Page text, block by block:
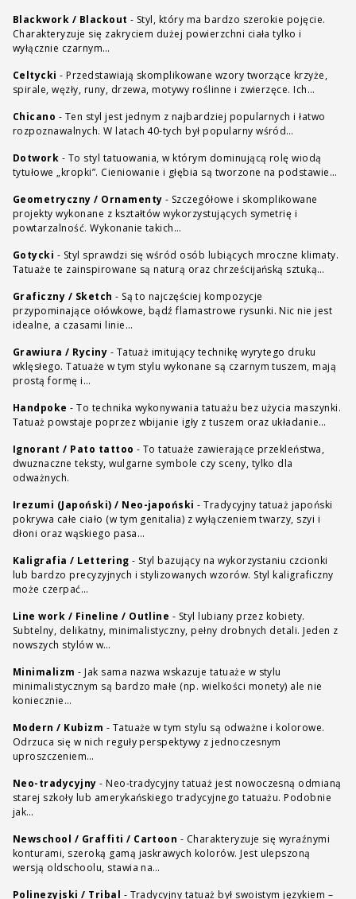
Blackwork / Blackout - Styl, który ma bardzo szerokie pojęcie.
Charakteryzuje się zakryciem dużej powierzchni ciała tylko i
wyłącznie czarnym…
Celtycki - Przedstawiają skomplikowane wzory tworzące krzyże,
spirale, węzły, runy, drzewa, motywy roślinne i zwierzęce. Ich…
Chicano - Ten styl jest jednym z najbardziej popularnych i łatwo
rozpoznawalnych. W latach 40-tych był popularny wśród…
Dotwork - To styl tatuowania, w którym dominującą rolę wiodą
tytułowe „kropki”. Cieniowanie i głębia są tworzone na podstawie…
Geometryczny / Ornamenty - Szczegółowe i skomplikowane
projekty wykonane z kształtów wykorzystujących symetrię i
powtarzalność. Wykonanie takich…
Gotycki - Styl sprawdzi się wśród osób lubiących mroczne klimaty.
Tatuaże te zainspirowane są naturą oraz chrześcijańską sztuką…
Graficzny / Sketch - Są to najczęściej kompozycje
przypominające ołówkowe, bądź flamastrowe rysunki. Nic nie jest
idealne, a czasami linie…
Grawiura / Ryciny - Tatuaż imitujący technikę wyrytego druku
wklęsłego. Tatuaże w tym stylu wykonane są czarnym tuszem, mają
prostą formę i…
Handpoke - To technika wykonywania tatuażu bez użycia maszynki.
Tatuaż powstaje poprzez wbijanie igły z tuszem oraz układanie…
Ignorant / Pato tattoo - To tatuaże zawierające przekleństwa,
dwuznaczne teksty, wulgarne symbole czy sceny, tylko dla
odważnych.
Irezumi (Japoński) / Neo-japoński - Tradycyjny tatuaż japoński
pokrywa całe ciało (w tym genitalia) z wyłączeniem twarzy, szyi i
dłoni oraz wąskiego pasa…
Kaligrafia / Lettering - Styl bazujący na wykorzystaniu czcionki
lub bardzo precyzyjnych i stylizowanych wzorów. Styl kaligraficzny
może czerpać…
Line work / Fineline / Outline - Styl lubiany przez kobiety.
Subtelny, delikatny, minimalistyczny, pełny drobnych detali. Jeden z
nowszych stylów w…
Minimalizm - Jak sama nazwa wskazuje tatuaże w stylu
minimalistycznym są bardzo małe (np. wielkości monety) ale nie
koniecznie…
Modern / Kubizm - Tatuaże w tym stylu są odważne i kolorowe.
Odrzuca się w nich reguły perspektywy z jednoczesnym
uproszczeniem…
Neo-tradycyjny - Neo-tradycyjny tatuaż jest nowoczesną odmianą
starej szkoły lub amerykańskiego tradycyjnego tatuażu. Podobnie
jak…
Newschool / Graffiti / Cartoon - Charakteryzuje się wyraźnymi
konturami, szeroką gamą jaskrawych kolorów. Jest ulepszoną
wersją oldschoolu, stawia na…
Polinezyjski / Tribal - Tradycyjny tatuaż był swoistym językiem –